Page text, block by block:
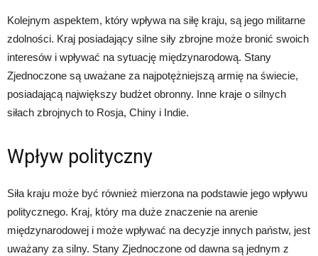
Kolejnym aspektem, który wpływa na siłę kraju, są jego militarne
zdolności. Kraj posiadający silne siły zbrojne może bronić swoich
interesów i wpływać na sytuację międzynarodową. Stany
Zjednoczone są uważane za najpotężniejszą armię na świecie,
posiadającą największy budżet obronny. Inne kraje o silnych
siłach zbrojnych to Rosja, Chiny i Indie.
Wpływ polityczny
Siła kraju może być również mierzona na podstawie jego wpływu
politycznego. Kraj, który ma duże znaczenie na arenie
międzynarodowej i może wpływać na decyzje innych państw, jest
uważany za silny. Stany Zjednoczone od dawna są jednym z